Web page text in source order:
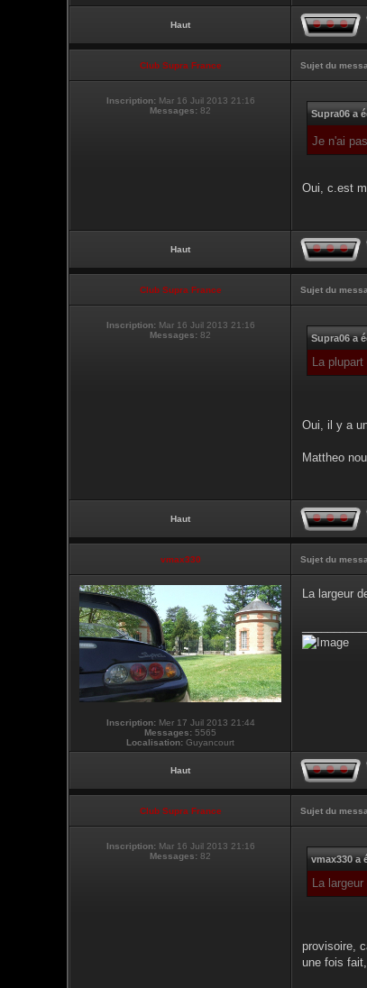
Haut
Club Supra France Sujet du
Inscription: Mar 16 Juil 2013 21:16
Messages: 82 Supra06 a
Je n'ai
Oui, c.est
Haut
Club Supra France Sujet du
Inscription: Mar 16 Juil 2013 21:16
Messages: 82 Supra06 a
La
Oui, il y a
Mattheo
Haut
vmax330 Sujet du
Inscription:Mer 17 Juil 2013 21:44
Messages: 5565
Localisation: Guyancourt
La largeur
Haut
Club Supra France Sujet du
Inscription: Mar 16 Juil 2013 21:16
Messages: 82 vmax330 a
La
provisoire,
une fois